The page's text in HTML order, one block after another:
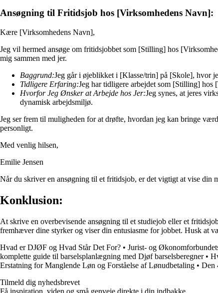
Ansøgning til Fritidsjob hos [Virksomhedens Navn]:
Kære [Virksomhedens Navn],
Jeg vil hermed ansøge om fritidsjobbet som [Stilling] hos
mig sammen med jer.
Baggrund:Jeg går i øjeblikket i [Klasse/trin] på [Skole], hvor
Tidligere Erfaring:Jeg har tidligere arbejdet som [Stilling]
Hvorfor Jeg Ønsker at Arbejde hos Jer:Jeg synes, at jeres
dynamisk arbejdsmiljø.
Jeg ser frem til muligheden for at drøfte, hvordan jeg kan bringe
personligt.
Med venlig hilsen,
Emilie Jensen
Når du skriver en ansøgning til et fritidsjob, er det vigtigt at vise din
Konklusion:
At skrive en overbevisende ansøgning til et studiejob eller et
fremhæver dine styrker og viser din entusiasme for jobbet. Husk at
Hvad er DJØF og Hvad Står Det For? • Jurist- og
komplette guide til barselsplanlægning med Djøf barselsberegner•
Erstatning for Manglende Løn og Forståelse af Lønudbetaling • Den
Tilmeld dig nyhedsbrevet
Få inspiration, viden og små genveje direkte i din indbakke.